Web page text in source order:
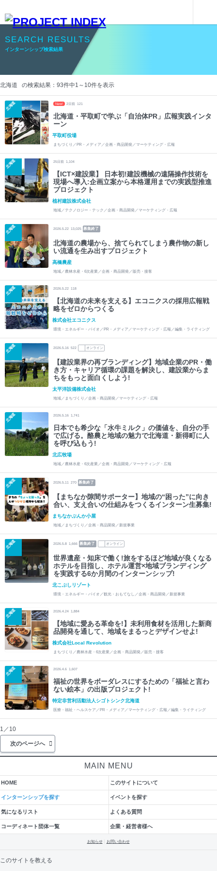
SEARCH RESULTS
インターンシップ検索結果
北海道 の検索結果： 93件中1 ～ 10件を表示
北海道 New! 2 日前 121
北海道・平取町で学ぶ「自治体PR」広報実践インタ
ーン
平取町役場
まちづくり／PR・メディア／企画・商品開発／マーケティング・広報
北海道 25 日前 1,104
【ICT×建設業】 日本初!建設機械の遠隔操作技術を
現場へ導入:企画立案から本格運用までの実践型推進
プロジェクト
植村建設株式会社
地域／テクノロジー・テック／企画・商品開発／マーケティング・広報
北海道 2026.5.22 13,025 募集終了
北海道の農場から、捨てられてしまう農作物の新し
い流通を生み出すプロジェクト
高橋農産
地域／農林水産・6次産業／企画・商品開発／販売・接客
北海道 2026.5.22 118
【北海道の未来を支える】エコニクスの採用広報戦
略をゼロからつくる
株式会社エコニクス
環境・エネルギー・バイオ／PR・メディア／マーケティング・広報／編集・ライティング
北海道 2026.5.16 522 オンライン
【建設業界の再ブランディング】地域企業のPR・働
き方・キャリア循環の課題を解決し、建設業からま
ちをもっと面白くしよう!
太平洋設備株式会社
地域／まちづくり／企画・商品開発／マーケティング・広報
北海道 2026.5.16 1,741
日本でも希少な「水牛ミルク」の価値を、自分の手
で広げる。酪農と地域の魅力で北海道・新得町に人
を呼び込もう!
北広牧場
地域／農林水産・6次産業／企画・商品開発／マーケティング・広報
北海道 2026.5.11 270 募集終了
【まちなか隙間サポーター】地域の“困った”に向き
合い、支え合いの仕組みをつくるインターン生募集!
まちなかぶんか小屋
地域／まちづくり／企画・商品開発／新規事業
北海道 2026.5.8 1,666 募集終了 オンライン
世界遺産・知床で働く!旅をするほど地域が良くなる
ホテルを目指し、ホテル運営×地域ブランディング
を実践する6か月間のインターンシップ!
北こぶしリゾート
環境・エネルギー・バイオ／観光・おもてなし／企画・商品開発／新規事業
北海道 2026.4.24 1,884
【地域に愛ある革命を!】未利用食材を活用した新商
品開発を通して、地域をまるっとデザインせよ!
株式会社Local Revolution
まちづくり／農林水産・6次産業／企画・商品開発／販売・接客
北海道 2026.4.6 1,607
福祉の世界をボーダレスにするための「福祉と言わ
ない絵本」の出版プロジェクト!
特定非営利活動法人シゴトシンク北海道
医療・福祉・ヘルスケア／PR・メディア／マーケティング・広報／編集・ライティング
1／10
次のページへ
MAIN MENU
HOME このサイトについて
インターンシップを探す イベントを探す
気になるリスト よくある質問
コーディネート団体一覧 企業・経営者様へ
お知らせ お問い合わせ
このサイトを教える